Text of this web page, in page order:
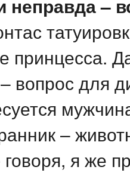
неправда –
принцесса.
вопрос для
–
говоря, я же